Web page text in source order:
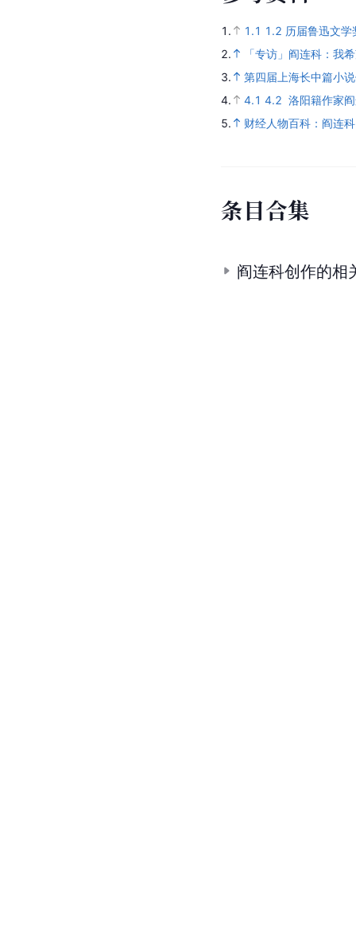
1. 1.1 1.2 历届鲁迅文
2.
「专访」阎连科：我
3.
第四届上海长中篇小
4.
4.1 4.2 洛阳籍作家
5.
财经人物百科：阎连科
条目合集
阎连科创作的相